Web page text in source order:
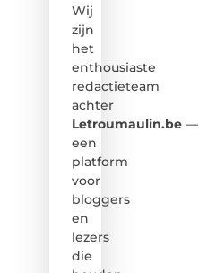
Wij
zijn
het
enthousiaste
redactieteam
achter
Letroumaulin.be—
een
platform
voor
bloggers
en
lezers
die